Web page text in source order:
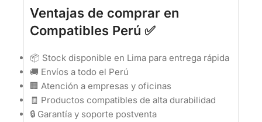
Ventajas de comprar en
Compatibles Perú ✅
📦 Stock disponible en Lima para entrega rápida
🚚 Envíos a todo el Perú
🏢 Atención a empresas y oficinas
🧾 Productos compatibles de alta durabilidad
🔒 Garantía y soporte postventa